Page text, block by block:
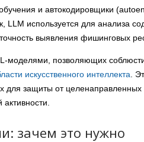
и автокодировщики
используется для анализа
выявления фишинговых
позволяющих
искусственного интеллекта .
для защиты от
зачем это нужно